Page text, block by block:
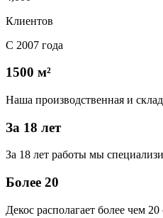
Клиентов
С 2007 года
1500 м²
Наша производственная и
За 18 лет
За 18 лет работы мы
Более 20
Декос располагает более чем